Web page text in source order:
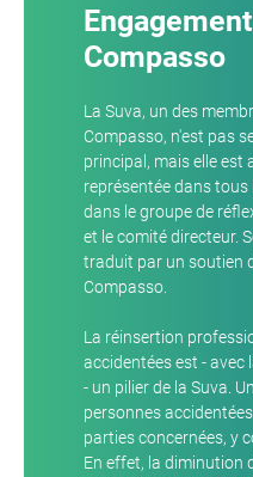
Compasso
La Suva, un des
Compasso, n'est pas
principal, mais elle est
représentée dans
dans le groupe de
et le comité directeur.
traduit par un soutien
Compasso.
La réinsertion
accidentées est - avec
- un pilier de la Suva.
personnes
parties concernées, y
En effet, la diminution